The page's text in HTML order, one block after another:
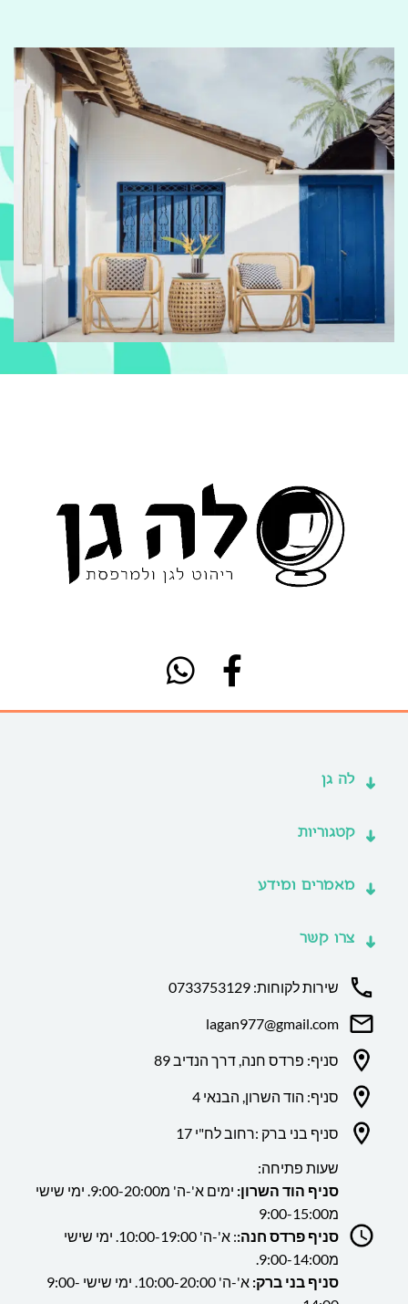
לה גן
קטגוריות
מאמרים ומידע
צרו קשר
שירות לקוחות: 0733753129
lagan977@gmail.com
סניף: פרדס חנה, דרך הנדיב 89
סניף: הוד השרון, הבנאי 4
סניף בני ברק :רחוב לח"י 17
שעות פתיחה:
סניף הוד השרון:
ימים א'-ה' מ9:00-20:00. ימי שישי
מ9:00-15:00
סניף פרדס חנה:
: א'-ה' 10:00-19:00. ימי שישי
מ9:00-14:00.
סניף בני ברק:
א'-ה' 10:00-20:00. ימי שישי 9:00-